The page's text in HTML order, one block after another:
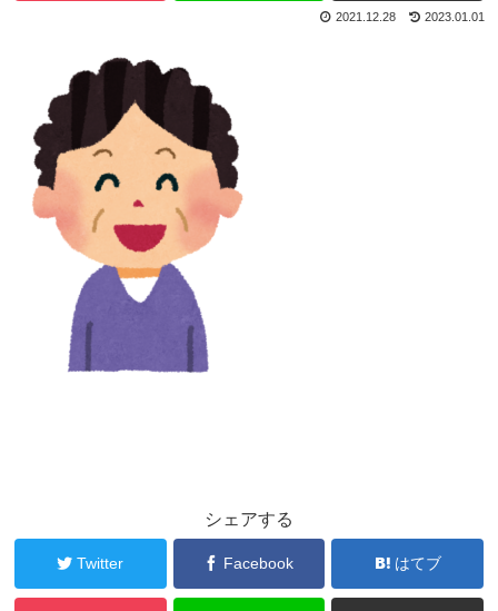
2023.01.01
2021.12.28
シェアする
Twitter Facebook はてブ